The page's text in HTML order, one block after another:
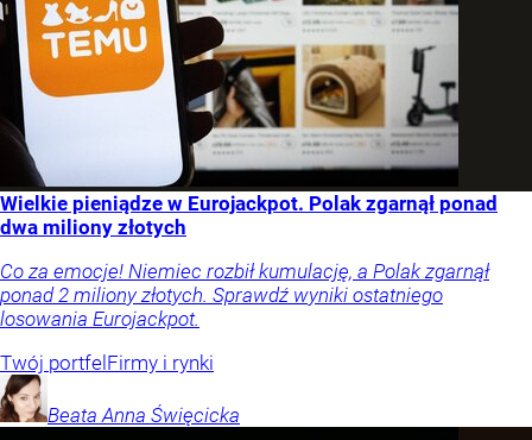
Wielkie pieniądze w Eurojackpot. Polak zgarnął ponad
dwa miliony złotych
Co za emocje! Niemiec rozbił kumulację, a Polak zgarnął
ponad 2 miliony złotych. Sprawdź wyniki ostatniego
losowania Eurojackpot.
Twój portfel Firmy i rynki
Beata Anna Święcicka